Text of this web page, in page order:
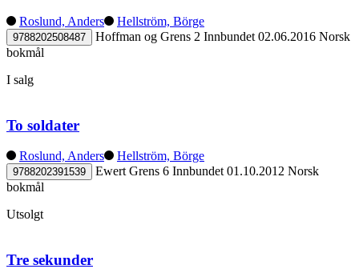
Roslund, Anders Hellström, Börge
9788202508487 Hoffman og Grens 2 Innbundet 02.06.2016 Norsk
bokmål
I salg
To soldater
Roslund, Anders Hellström, Börge
9788202391539 Ewert Grens 6 Innbundet 01.10.2012 Norsk
bokmål
Utsolgt
Tre sekunder